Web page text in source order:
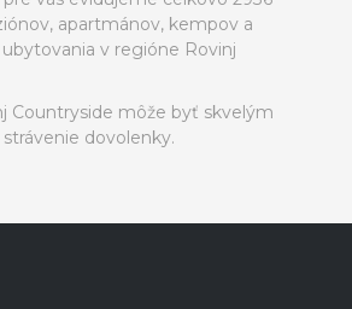
apartmánov, kempov a
v regióne Rovinj
Countryside môže byť skvelým
dovolenky.